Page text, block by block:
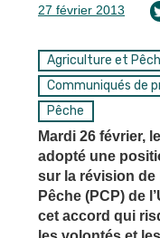
27 février 2013
Agriculture et
Communiqués de
Pêche
Mardi 26 février,
adopté une
sur la révision de
Pêche (PCP) de
cet accord qui